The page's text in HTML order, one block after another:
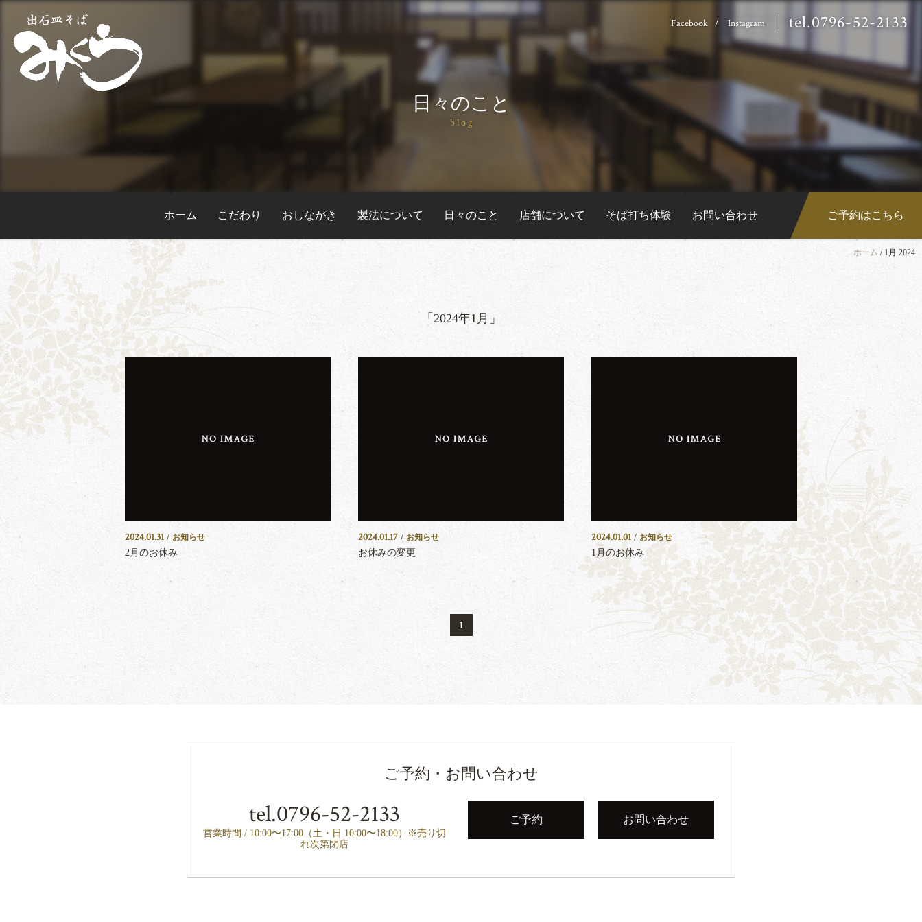
日々のこと
blog
Facebook Instagram tel.0796-52-2133
ホーム こだわり おしながき 製法について 日々のこと 店舗について そば打ち体験 お問い合わせ ご予約はこちら
ホーム / 1月 2024
「2024年1月」
2024.01.31 / お知らせ
2月のお休み
2024.01.17 / お知らせ
お休みの変更
2024.01.01 / お知らせ
1月のお休み
1
ご予約・お問い合わせ
tel.0796-52-2133
営業時間 / 10:00〜17:00（土・日 10:00〜18:00）※売り切
れ次第閉店
ご予約 お問い合わせ